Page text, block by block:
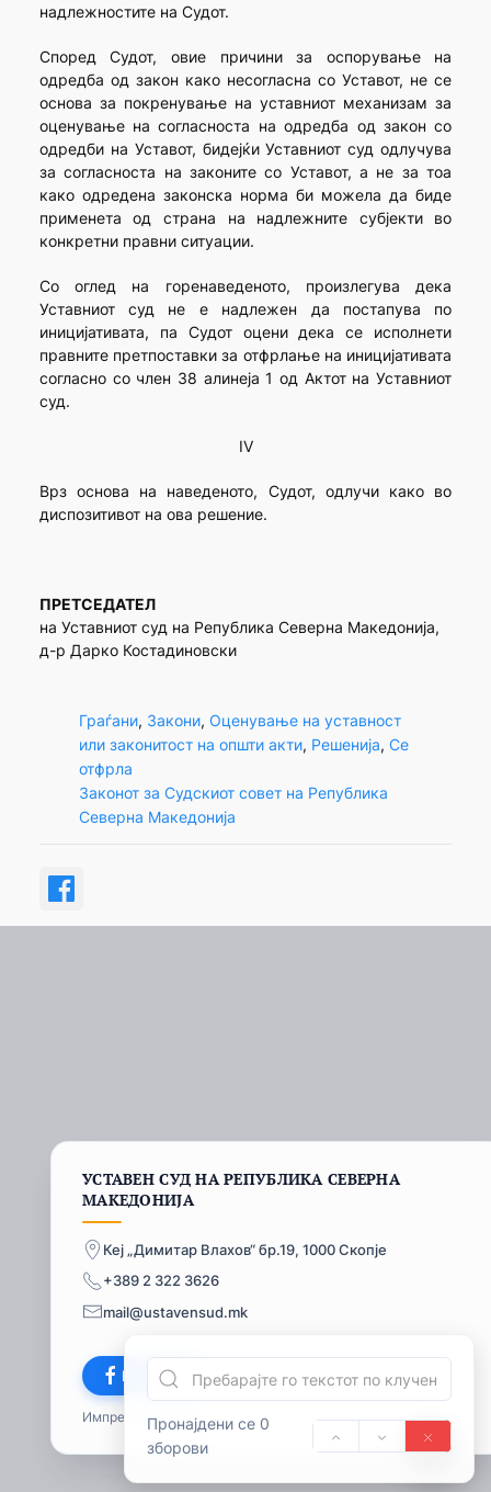
Пронајдени се 0
зборови
надлежностите на Судот.
Според Судот, овие причини за оспорување на
одредба од закон како несогласна со Уставот, не се
основа за покренување на уставниот механизам за
оценување на согласноста на одредба од закон со
одредби на Уставот, бидејќи Уставниот суд одлучува
за согласноста на законите со Уставот, а не за тоа
како одредена законска норма би можела да биде
применета од страна на надлежните субјекти во
конкретни правни ситуации.
Со оглед на горенаведеното, произлегува дека
Уставниот суд не е надлежен да постапува по
иницијативата, па Судот оцени дека се исполнети
правните претпоставки за отфрлање на иницијативата
согласно со член 38 алинеја 1 од Актот на Уставниот
суд.
IV
Врз основа на наведеното, Судот, одлучи како во
диспозитивот на ова решение.
ПРЕТСЕДАТЕЛ
на Уставниот суд на Република Северна Македонија,
д-р Дарко Костадиновски
Граѓани, Закони, Оценување на уставност
или законитост на општи акти, Решенија, Се
отфрла
Законот за Судскиот совет на Република
Северна Македонија
УСТАВЕН СУД НА РЕПУБЛИКА СЕВЕРНА
МАКЕДОНИЈА
Кеј „Димитар Влахов“ бр.19, 1000 Скопје
+389 2 322 3626
mail@ustavensud.mk
Facebook
Импресум© 2026